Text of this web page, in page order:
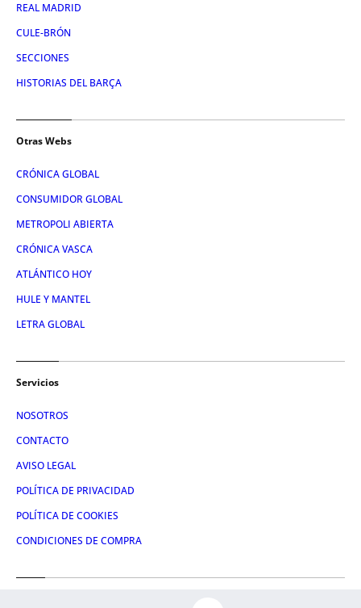
REAL MADRID
CULE-BRÓN
SECCIONES
HISTORIAS DEL BARÇA
Otras Webs
CRÓNICA GLOBAL
CONSUMIDOR GLOBAL
METROPOLI ABIERTA
CRÓNICA VASCA
ATLÁNTICO HOY
HULE Y MANTEL
LETRA GLOBAL
Servicios
NOSOTROS
CONTACTO
AVISO LEGAL
POLÍTICA DE PRIVACIDAD
POLÍTICA DE COOKIES
CONDICIONES DE COMPRA